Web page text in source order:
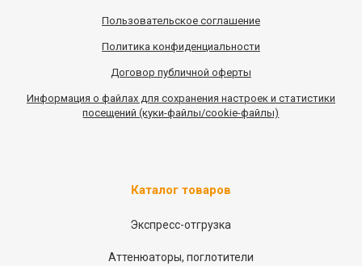
Пользовательское соглашение
Политика конфиденциальности
Договор публичной оферты
Информация о файлах для сохранения настроек и статистики
посещений (куки-файлы/cookie-файлы)
Каталог товаров
Экспресс-отгрузка
Аттенюаторы, поглотители